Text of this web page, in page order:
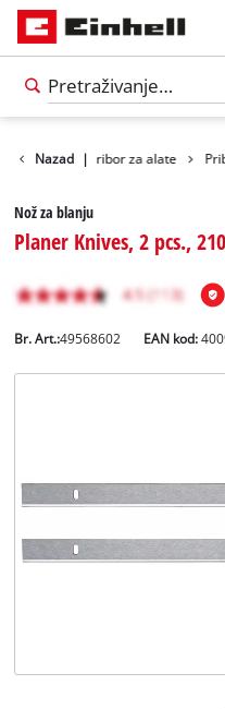
Hrvatski
HRHrvatski
English
Nazad |
Pribor Pribor za alate
Nož za blanju
Planer Knives, 2 pcs.,
Br. Art.:49568602 EAN kod: